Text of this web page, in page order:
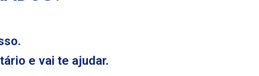
e vai te ajudar.